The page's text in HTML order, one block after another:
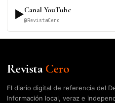
▶Canal YouTube
@RevistaCero
RevistaCero
El diario digital de referencia del
Información local, veraz e